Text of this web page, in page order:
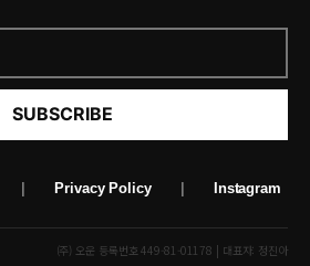
SUBSCRIBE
| Privacy Policy | Instagram
(주) 오운 등록번호 449-81-01178 | 대표자: 정진아